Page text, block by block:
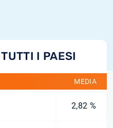
I PAESI
MEDIA
2,82 %